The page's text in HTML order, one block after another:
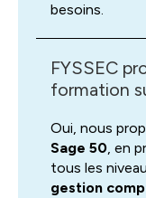
besoins.
FYSSEC
formation
Oui, nous
Sage 50, en
tous les
gestion